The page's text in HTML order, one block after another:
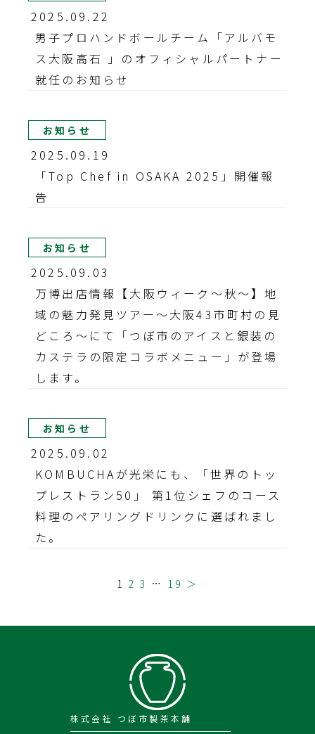
2025.09.22
男子プロハンドボールチーム「アルバモ
ス大阪高石 」のオフィシャルパートナー
就任のお知らせ
お知らせ
2025.09.19
「Top Chef in OSAKA 2025」開催報
告
お知らせ
2025.09.03
万博出店情報【大阪ウィーク〜秋〜】地
域の魅力発見ツアー～大阪43市町村の見
どころ～にて「つぼ市のアイスと銀装の
カステラの限定コラボメニュー」が登場
します。
お知らせ
2025.09.02
KOMBUCHAが光栄にも、「世界のトッ
プレストラン50」 第1位シェフのコース
料理のペアリングドリンクに選ばれまし
た。
1 2 3 … 19 ＞
株式会社 つぼ市製茶本舗